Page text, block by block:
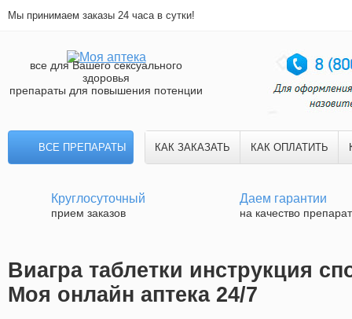
Мы принимаем заказы 24 часа в сутки!
все для Вашего сексуального
здоровья
препараты для повышения потенции
ВСЕ ПРЕПАРАТЫ КАК ЗАКАЗАТЬ КАК ОПЛАТИТЬ
Круглосуточный
прием заказов
Даем гарантии
на качество
Виагра таблетки инструкция
Моя онлайн аптека 24/7